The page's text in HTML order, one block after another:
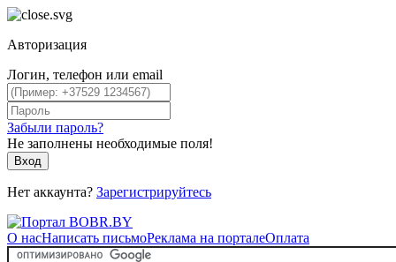
Авторизация
Логин, телефон или email
Забыли пароль?
Не заполнены необходимые поля!
Вход
Нет аккаунта? Зарегистрируйтесь
О насНаписать письмоРеклама на порталеОплата